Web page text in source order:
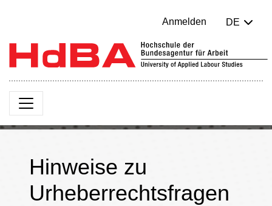
Anmelden DE
Hinweise zu
Urheberrechtsfragen